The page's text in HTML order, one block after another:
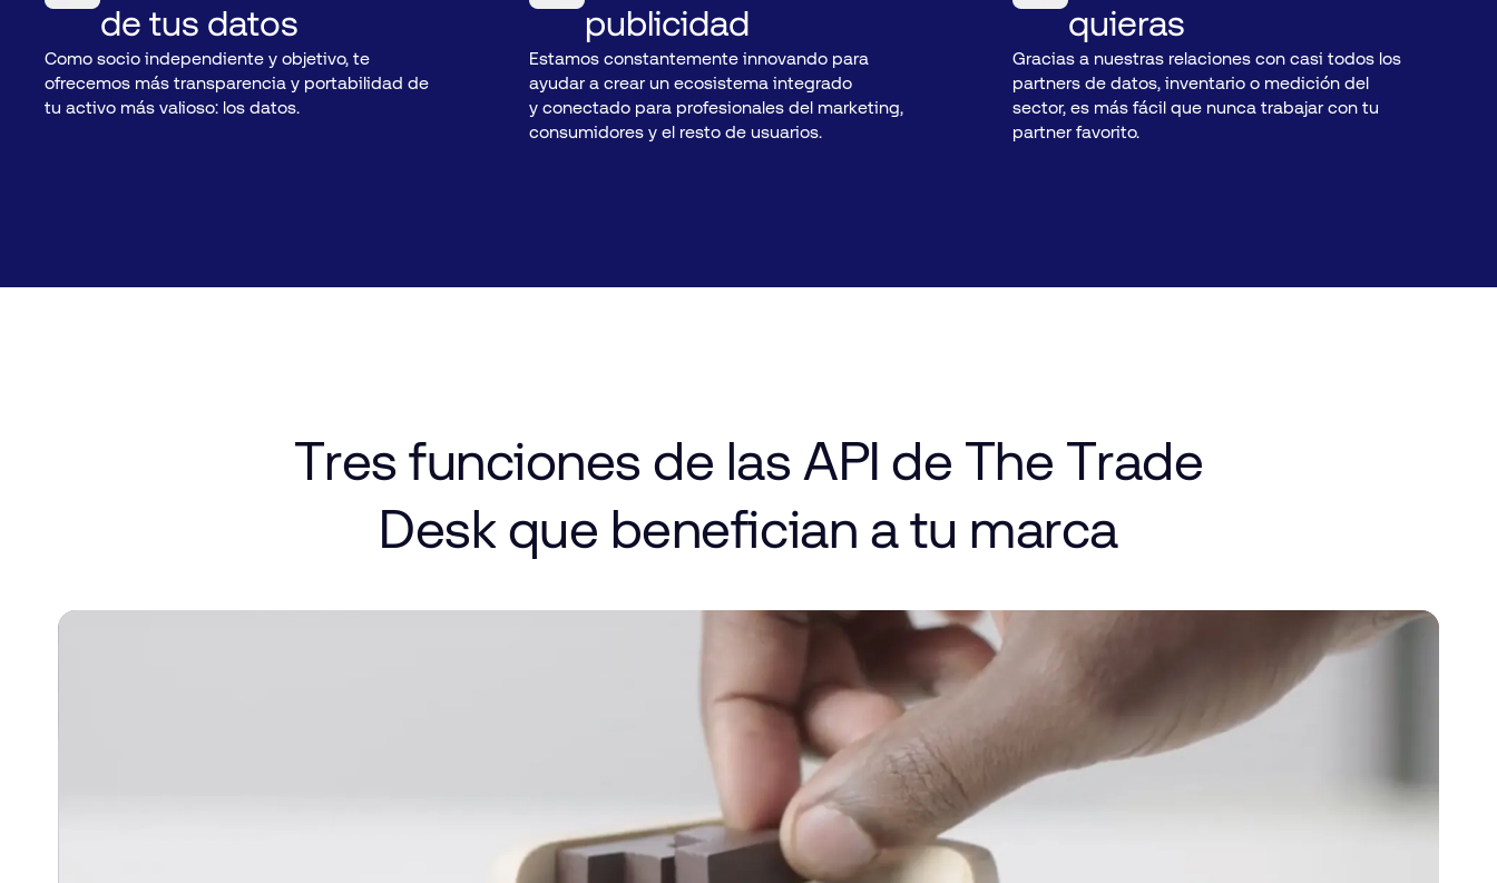
de tus datos
Como socio independiente y objetivo, te
ofrecemos más transparencia y portabilidad de
tu activo más valioso: los datos.
publicidad
Estamos constantemente innovando para
ayudar a crear un ecosistema integrado
y conectado para profesionales del marketing,
consumidores y el resto de usuarios.
quieras
Gracias a nuestras relaciones con casi todos los
partners de datos, inventario o medición del
sector, es más fácil que nunca trabajar con tu
partner favorito.
Tres funciones de las API de The Trade
Desk que benefician a tu marca